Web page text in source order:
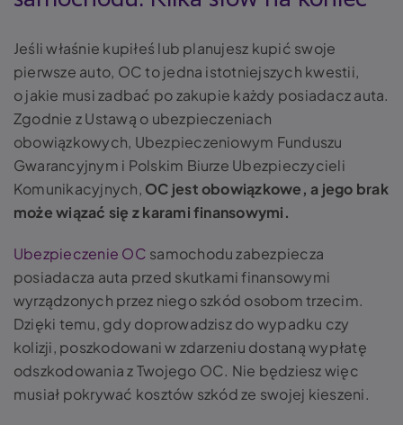
Jeśli właśnie kupiłeś lub planujesz kupić swoje
pierwsze auto, OC to jedna istotniejszych kwestii,
o jakie musi zadbać po zakupie każdy posiadacz auta.
Zgodnie z Ustawą o ubezpieczeniach
obowiązkowych, Ubezpieczeniowym Funduszu
Gwarancyjnym i Polskim Biurze Ubezpieczycieli
Komunikacyjnych, OC jest obowiązkowe, a jego brak
może wiązać się z karami finansowymi.
Ubezpieczenie OC samochodu zabezpiecza
posiadacza auta przed skutkami finansowymi
wyrządzonych przez niego szkód osobom trzecim.
Dzięki temu, gdy doprowadzisz do wypadku czy
kolizji, poszkodowani w zdarzeniu dostaną wypłatę
odszkodowania z Twojego OC. Nie będziesz więc
musiał pokrywać kosztów szkód ze swojej kieszeni.